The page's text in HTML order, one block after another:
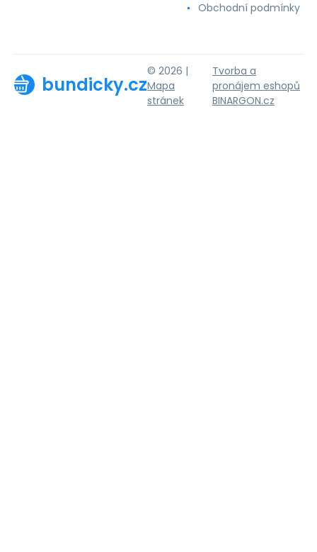
Obchodní podmínky
bundicky.cz
© 2026 |
Mapa
stránek
Tvorba a
pronájem eshopů
BINARGON.cz